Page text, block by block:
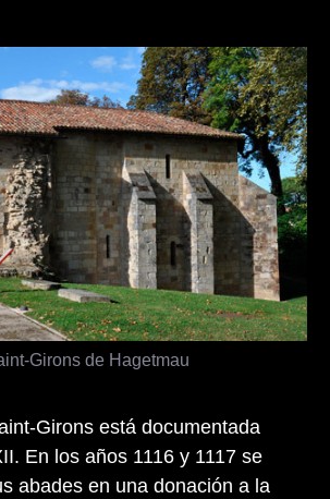
Girons de Hagetmau
Girons está documentada
En los años 1116 y 1117 se
abades en una donación a la